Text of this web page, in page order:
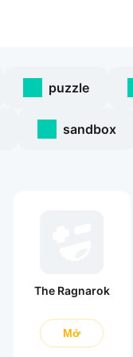
puzzle
sandbox
The Ragnarok
Mở